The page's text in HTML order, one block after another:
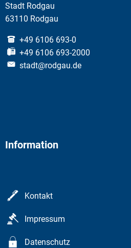
Stadt Rodgau
63110 Rodgau
+49 6106 693-0
+49 6106 693-2000
stadt@rodgau.de
Information
Kontakt
Impressum
Datenschutz